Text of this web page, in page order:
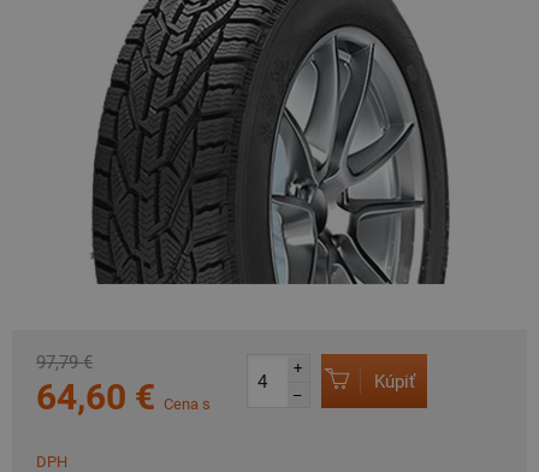
97,79 €
64,60 € Cena s
DPH
+
–
Kúpiť